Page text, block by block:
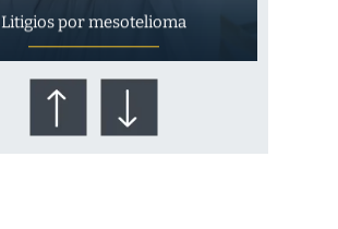
Litigios por mesotelioma